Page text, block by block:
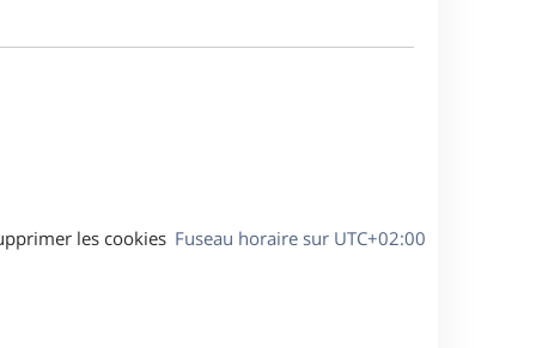
Fuseau horaire sur UTC+02:00
les cookies